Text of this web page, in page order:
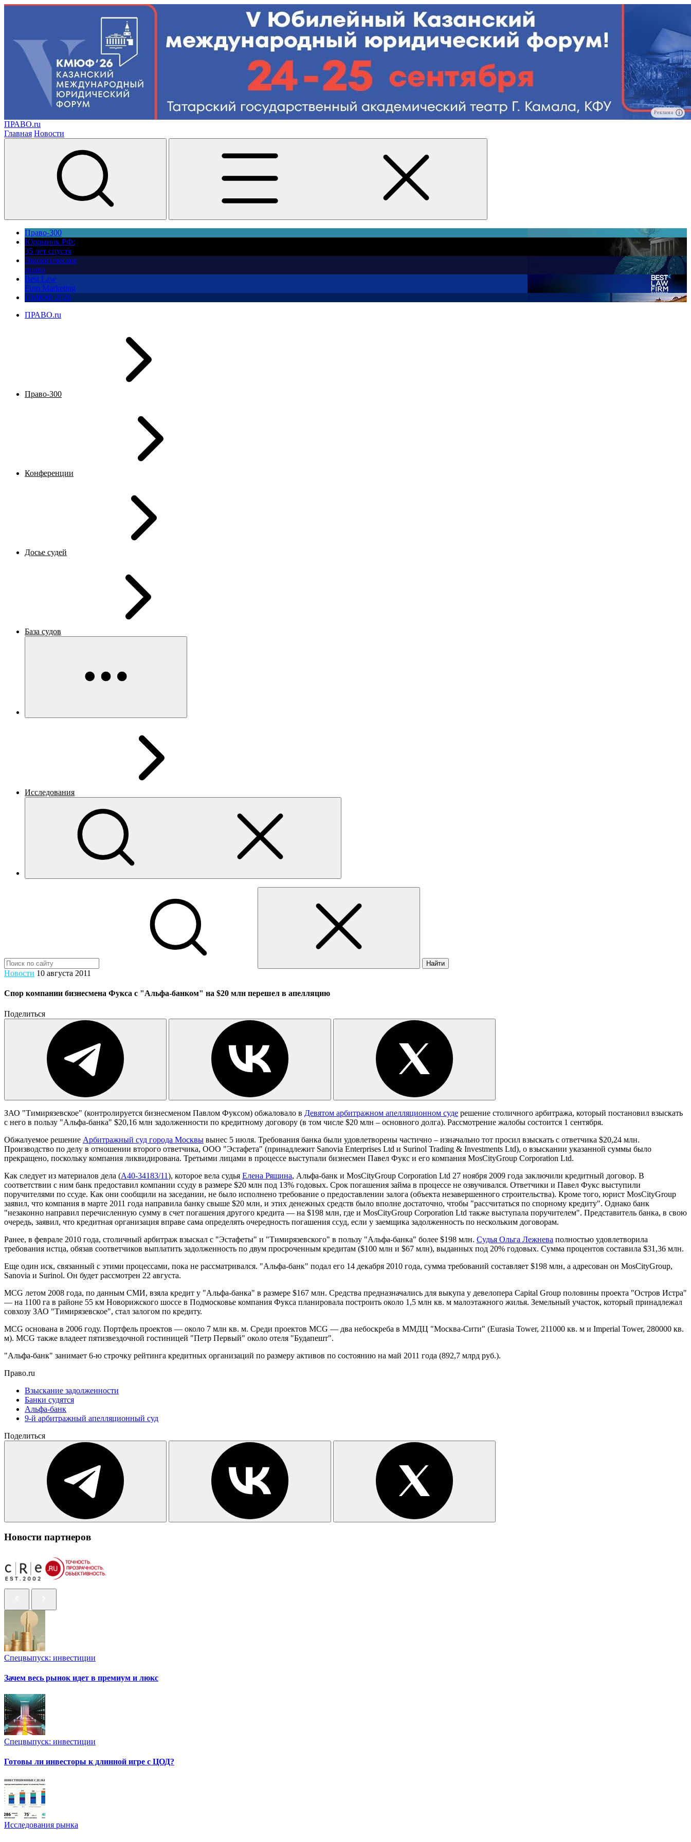
Реклама
ПРАВО.ru
Главная Новости
Право-300
Юррынок РФ:
35 лет спустя
Экологическое
право
Best Law
Firm Marketing
ПМЮФ 2026
ПРАВО.ru
Право-300
Конференции
Досье судей
База судов
Исследования
Найти
Новости 10 августа 2011
Спор компании бизнесмена Фукса с "Альфа-банком" на $20 млн перешел в апелляцию
Поделиться
ЗАО "Тимирязевское" (контролируется бизнесменом Павлом Фуксом) обжаловало в Девятом арбитражном апелляционном суде решение столичного арбитража, который постановил взыскать
с него в пользу "Альфа-банка" $20,16 млн задолженности по кредитному договору (в том числе $20 млн – основного долга). Рассмотрение жалобы состоится 1 сентября.
Обжалуемое решение Арбитражный суд города Москвы вынес 5 июля. Требования банка были удовлетворены частично – изначально тот просил взыскать с ответчика $20,24 млн.
Производство по делу в отношении второго ответчика, ООО "Эстафета" (принадлежит Sanovia Enterprises Ltd и Surinol Trading & Investments Ltd), о взыскании указанной суммы было
прекращено, поскольку компания ликвидирована. Третьими лицами в процессе выступали бизнесмен Павел Фукс и его компания MosCityGroup Corporation Ltd.
Как следует из материалов дела (А40-34183/11), которое вела судья Елена Рящина, Альфа-банк и MosCityGroup Corporation Ltd 27 ноября 2009 года заключили кредитный договор. В
соответствии с ним банк предоставил компании ссуду в размере $20 млн под 13% годовых. Срок погашения займа в процессе не озвучивался. Ответчики и Павел Фукс выступили
поручителями по ссуде. Как они сообщили на заседании, не было исполнено требование о предоставлении залога (объекта незавершенного строительства). Кроме того, юрист MosCityGroup
заявил, что компания в марте 2011 года направила банку свыше $20 млн, и этих денежных средств было вполне достаточно, чтобы "рассчитаться по спорному кредиту". Однако банк
"незаконно направил перечисленную сумму в счет погашения другого кредита — на $198 млн, где и MosCityGroup Corporation Ltd также выступала поручителем". Представитель банка, в свою
очередь, заявил, что кредитная организация вправе сама определять очередность погашения ссуд, если у заемщика задолженность по нескольким договорам.
Ранее, в феврале 2010 года, столичный арбитраж взыскал с "Эстафеты" и "Тимирязевского" в пользу "Альфа-банка" более $198 млн. Судья Ольга Лежнева полностью удовлетворила
требования истца, обязав соответчиков выплатить задолженность по двум просроченным кредитам ($100 млн и $67 млн), выданных под 20% годовых. Сумма процентов составила $31,36 млн.
Еще один иск, связанный с этими процессами, пока не рассматривался. "Альфа-банк" подал его 14 декабря 2010 года, сумма требований составляет $198 млн, а адресован он MosCityGroup,
Sanovia и Surinol. Он будет рассмотрен 22 августа.
MCG летом 2008 года, по данным СМИ, взяла кредит у "Альфа-банка" в размере $167 млн. Средства предназначались для выкупа у девелопера Capital Group половины проекта "Остров Истра"
— на 1100 га в районе 55 км Новорижского шоссе в Подмосковье компания Фукса планировала построить около 1,5 млн кв. м малоэтажного жилья. Земельный участок, который принадлежал
совхозу ЗАО "Тимирязевское", стал залогом по кредиту.
MCG основана в 2006 году. Портфель проектов — около 7 млн кв. м. Среди проектов MCG — два небоскреба в ММДЦ "Москва-Сити" (Eurasia Tower, 211000 кв. м и Imperial Tower, 280000 кв.
м). MCG также владеет пятизвездочной гостиницей "Петр Первый" около отеля "Будапешт".
"Альфа-банк" занимает 6-ю строчку рейтинга кредитных организаций по размеру активов по состоянию на май 2011 года (892,7 млрд руб.).
Право.ru
Взыскание задолженности
Банки судятся
Альфа-банк
9-й арбитражный апелляционный суд
Поделиться
Новости партнеров
Спецвыпуск: инвестиции
Зачем весь рынок идет в премиум и люкс
Спецвыпуск: инвестиции
Готовы ли инвесторы к длинной игре с ЦОД?
Исследования рынка